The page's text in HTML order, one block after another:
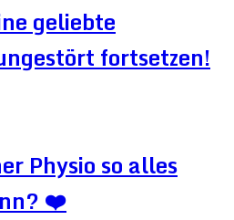
geliebte
fortsetzen!
Physio so alles
❤️